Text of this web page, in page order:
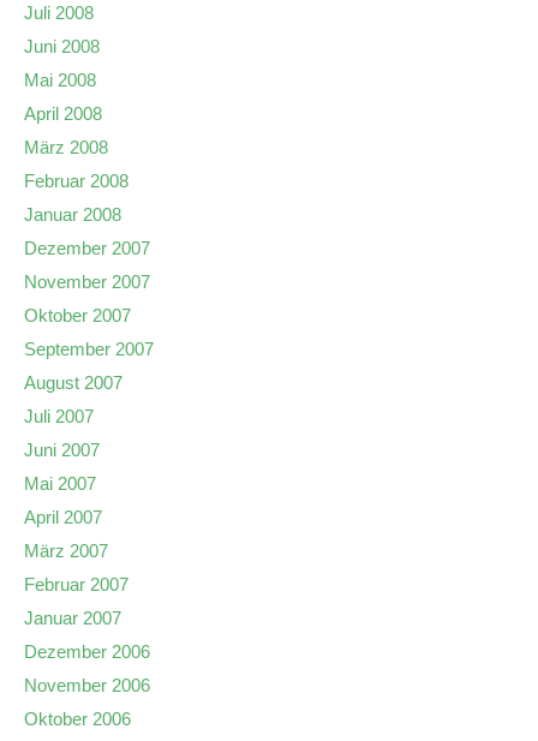
Juli 2008
Juni 2008
Mai 2008
April 2008
März 2008
Februar 2008
Januar 2008
Dezember 2007
November 2007
Oktober 2007
September 2007
August 2007
Juli 2007
Juni 2007
Mai 2007
April 2007
März 2007
Februar 2007
Januar 2007
Dezember 2006
November 2006
Oktober 2006